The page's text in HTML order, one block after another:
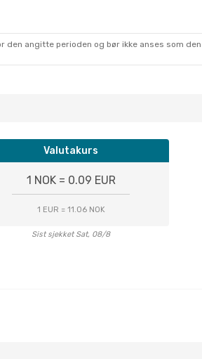
angitte perioden og bør ikke anses som
Valutakurs
1 NOK = 0.09 EUR
1 EUR = 11.06 NOK
Sist sjekket Sat, 08/8